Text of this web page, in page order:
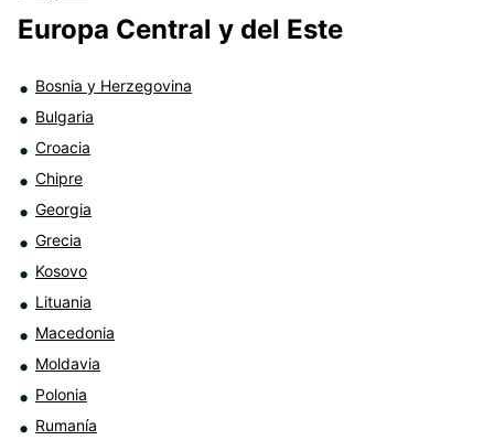
Europa Central y del Este
Bosnia y Herzegovina
Bulgaria
Croacia
Chipre
Georgia
Grecia
Kosovo
Lituania
Macedonia
Moldavia
Polonia
Rumanía